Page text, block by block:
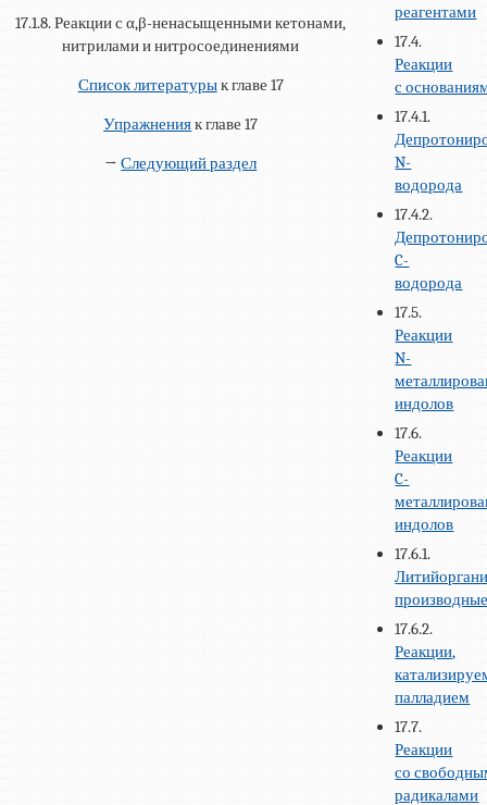
17.1.8. Реакции с α,β-ненасыщенными кетонами,
нитрилами и нитросоединениями
Список литературык главе 17
Упражненияк главе 17
→Следующий раздел
реагентами
17.4.
Реакции
с
17.4.1.
N-
водорода
17.4.2.
C-
водорода
17.5.
Реакции
N-
индолов
17.6.
Реакции
C-
индолов
17.6.1.
17.6.2.
Реакции,
палладием
17.7.
Реакции
со
радикалами